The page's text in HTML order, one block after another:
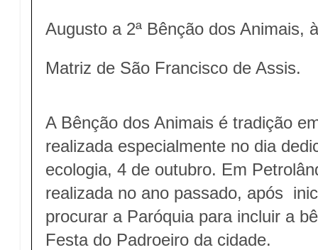
Augusto a 2ª Bênção dos Animais,
Matriz de São Francisco de Assis.
A Bênção dos Animais é tradição
realizada especialmente no dia
ecologia, 4 de outubro. Em
realizada no ano passado, após
procurar a Paróquia para incluir a
Festa do Padroeiro da cidade.